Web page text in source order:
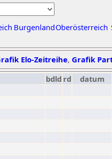
BurgenlandOberösterreich
Elo-Zeitreihe, Grafik
bdld rd datum